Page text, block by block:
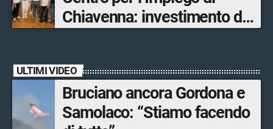
Chiavenna: investimento da
ULTIMI VIDEO
Bruciano ancora Gordona e
Samolaco: “Stiamo facendo